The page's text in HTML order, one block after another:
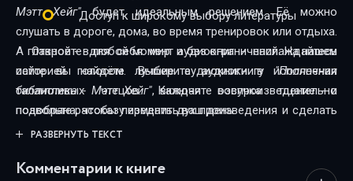
Мэтт Хейг"будет идеальным решением. Её можно
слушать в дороге, дома, во время тренировок или отдыха.
А главное - в любой момент и без ограничений. На нашем
сайте вы найдёте лучшие аудиокниги в исполнении
талантливых чтецов. Каждая озвучка тщательно
подобрана, чтобы передать дух произведения и сделать
прослушивание максимально комфортным. Новинки и
истории - мы собрали всё, чтобы каждый нашёл книгу по
Доступ к широкому выбору литературы
Откройте для себя мир аудиокниг - наслаждайтесь
историей голосом. Выберите аудиокнигу"Полночная
библиотека - Мэтт Хейг", включите воспроизведение - и
позвольте рассказу изменить ваш день.
РАЗВЕРНУТЬ ТЕКСТ
Комментарии к книге